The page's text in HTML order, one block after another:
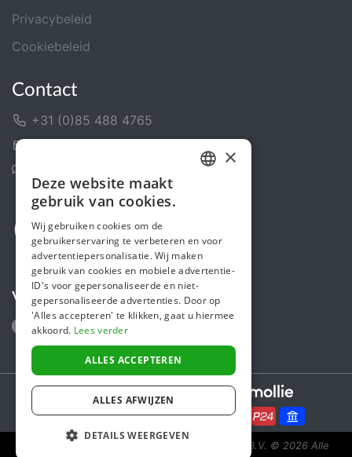
Privacybeleid
Cookiebeleid
Contact
+31 (0)85 488 4765
Volg ons
Secure payments powered by
Steunactie is een initiatief van Sponsor Europe B.V. © 2026 Alle
ENGLISH
×
Deze website maakt
gebruik van cookies.
Wij gebruiken cookies om de
gebruikerservaring te verbeteren en voor
advertentiepersonalisatie. Wij maken
gebruik van cookies en mobiele advertentie-
ID's voor gepersonaliseerde en niet-
gepersonaliseerde advertenties. Door op
'Alles accepteren' te klikken, gaat u hiermee
akkoord. Lees verder
ALLES ACCEPTEREN
ALLES AFWIJZEN
DETAILS WEERGEVEN